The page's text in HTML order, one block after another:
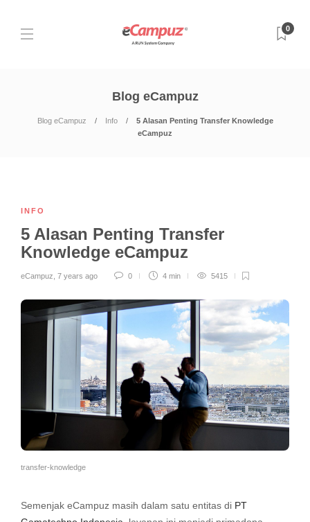
0
Blog eCampuz
Blog eCampuz Info
5 Alasan Penting Transfer Knowledge
eCampuz
INFO
5 Alasan Penting Transfer
Knowledge eCampuz
eCampuz 7 years ago 0 4 min 5415
transfer-knowledge
Semenjak eCampuz masih dalam satu entitas di PT